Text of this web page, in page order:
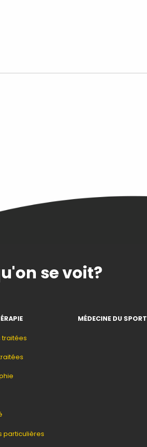
se voit?
traitées
particulières
MÉDECINE DU SPORT